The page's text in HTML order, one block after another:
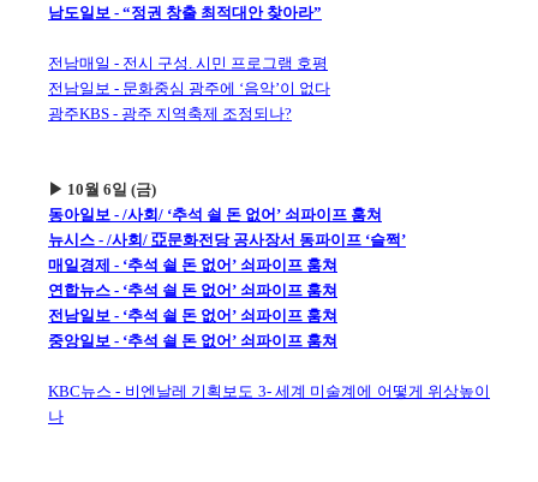
남도일보 - “정권 창출 최적대안 찾아라”
전남매일 - 전시 구성. 시민 프로그램 호평
전남일보 - 문화중심 광주에 ‘음악’이 없다
광주KBS - 광주 지역축제 조정되나?
▶ 10월 6일 (금)
동아일보 - /사회/ ‘추석 쇨 돈 없어’ 쇠파이프 훔쳐
뉴시스 - /사회/ 亞문화전당 공사장서 동파이프 ‘슬쩍’
매일경제 - ‘추석 쇨 돈 없어’ 쇠파이프 훔쳐
연합뉴스 - ‘추석 쇨 돈 없어’ 쇠파이프 훔쳐
전남일보 - ‘추석 쇨 돈 없어’ 쇠파이프 훔쳐
중앙일보 - ‘추석 쇨 돈 없어’ 쇠파이프 훔쳐
KBC뉴스 - 비엔날레 기획보도 3- 세계 미술계에 어떻게 위상높이
나